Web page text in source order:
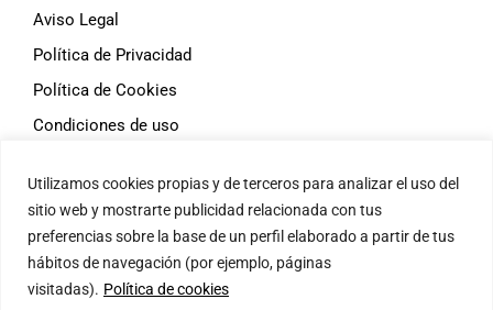
Utilizamos cookies propias y de terceros para analizar el uso del
sitio web y mostrarte publicidad relacionada con tus
preferencias sobre la base de un perfil elaborado a partir de tus
hábitos de navegación (por ejemplo, páginas
visitadas). Política de cookies
Aviso Legal
Política de Privacidad
Política de Cookies
Condiciones de uso
Eventos